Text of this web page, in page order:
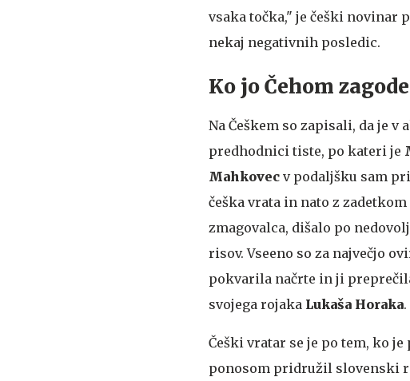
vsaka točka," je češki novinar
nekaj negativnih posledic.
Ko jo Čehom
Na Češkem so zapisali, da je v
predhodnici tiste, po kateri je
Mahkovec v podaljšku sam
češka vrata in nato z zadetkom
zmagovalca, dišalo po
risov. Vseeno so za največjo
pokvarila načrte in ji
svojega rojaka Lukaša Horaka.
Češki vratar se je po tem, ko
ponosom pridružil slovenski